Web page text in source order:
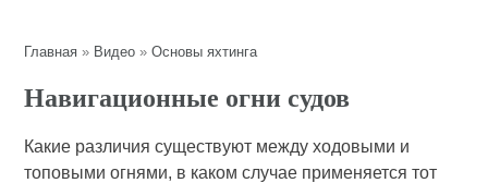
Главная » Видео »Основы яхтинга
Навигационные огни судов
Какие различия существуют между ходовыми и
топовыми огнями, в каком случае применяется тот